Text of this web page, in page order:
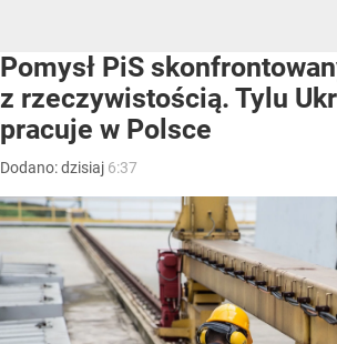
Pomysł PiS
z rzeczywistością. Tylu
pracuje w Polsce
Dodano:dzisiaj 6:37